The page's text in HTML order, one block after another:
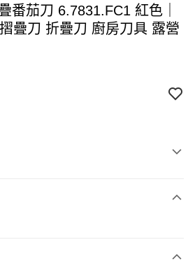
番茄刀 6.7831.FC1 紅色｜
疊刀 折疊刀 廚房刀具 露營